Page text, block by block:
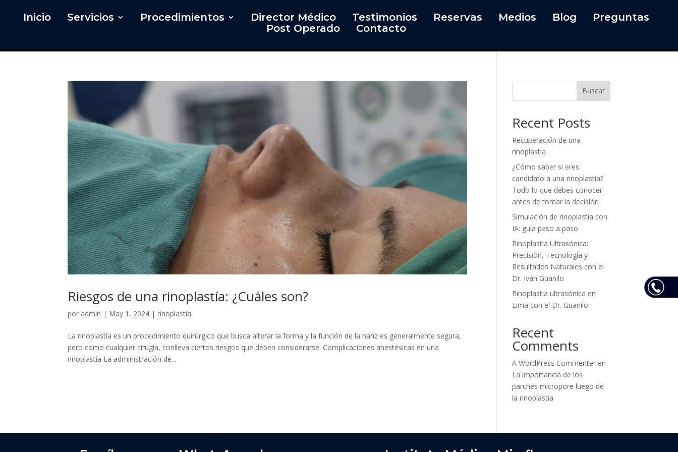
Inicio Servicios Procedimientos Director Médico Testimonios Reservas Medios Blog
Preguntas
Post Operado
Contacto
Riesgos de una rinoplastía: ¿Cuáles son?
por admin | May 1, 2024 |rinoplastia
La rinoplastía es un procedimiento quirúrgico que busca alterar la forma y la función de la nariz es generalmente segura,
pero como cualquier cirugía, conlleva ciertos riesgos que deben considerarse. Complicaciones anestésicas en una
rinoplastía La administración de...
Buscar
Recent Posts
Recuperación de una
rinoplastia
¿Cómo saber si eres
candidato a una rinoplastia?
Todo lo que debes conocer
antes de tomar la decisión
Simulación de rinoplastía con
IA: guía paso a paso
Rinoplastia Ultrasónica:
Precisión, Tecnología y
Resultados Naturales con el
Dr. Iván Guanilo
Rinoplastia ultrasónica en
Lima con el Dr. Guanilo
Recent
Comments
A WordPress Commenter en
La importancia de los
parches micropore luego de
la rinoplastía